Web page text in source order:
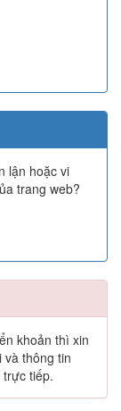
lận hoặc vi
trang web?
khoản thì xin
và thông tin
tiếp.